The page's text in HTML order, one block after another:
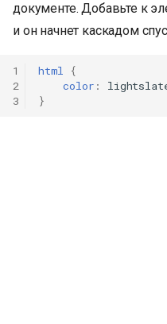
документе. Добавьте к
и он начнет каскадом
1
2
3
html
{
color :
}